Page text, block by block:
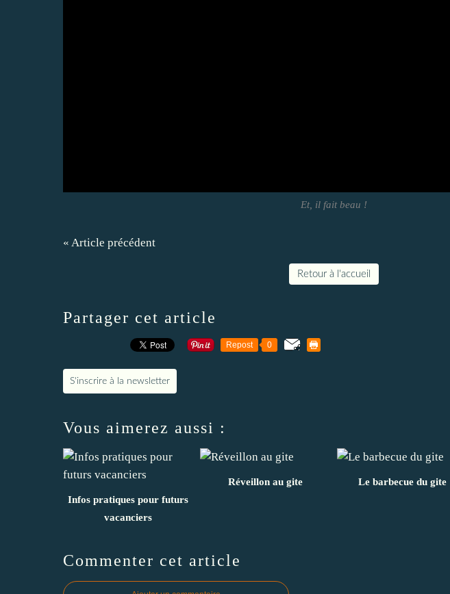
Et, il fait beau !
« Article précédent
Retour à l'accueil
Partager cet article
Repost 0
S'inscrire à la newsletter
Vous aimerez aussi :
Infos pratiques pour futurs
vacanciers
Réveillon au gite
Le barbecue du gite
Commenter cet article